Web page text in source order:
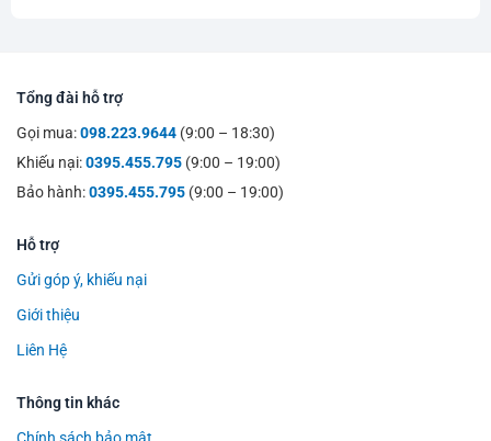
Tổng đài hỗ trợ
Gọi mua:098.223.9644 (9:00 – 18:30)
Khiếu nại:0395.455.795 (9:00 – 19:00)
Bảo hành:0395.455.795 (9:00 – 19:00)
Hỗ trợ
Gửi góp ý, khiếu nại
Giới thiệu
Liên Hệ
Thông tin khác
Chính sách bảo mật